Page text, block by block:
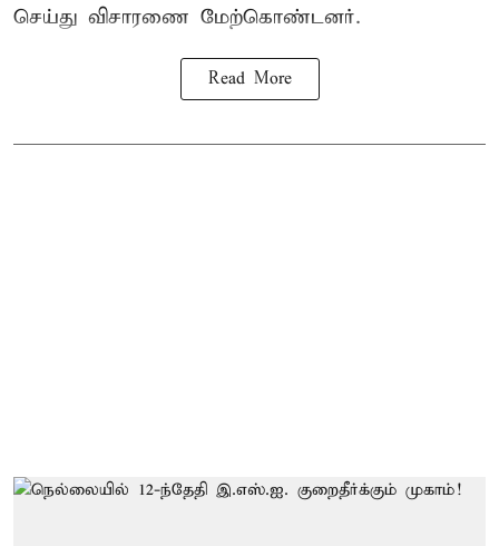
செய்து விசாரணை மேற்கொண்டனர்.
Read More